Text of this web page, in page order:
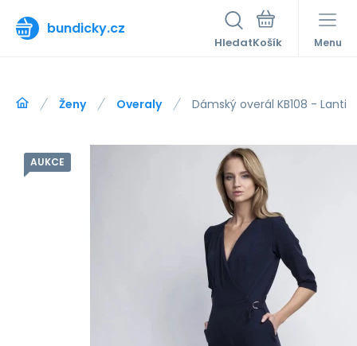
bundicky.cz
Hledat Menu
Ženy Overaly Dámský overál KB108 - Lanti
AUKCE